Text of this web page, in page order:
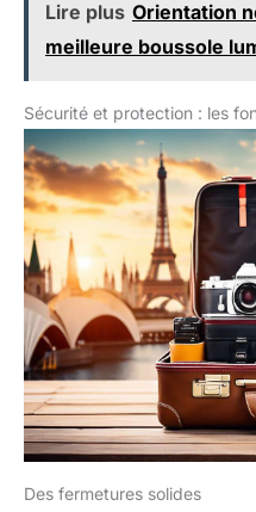
pour votre équipement et est
Lire plus Orientation
meilleure boussole
Sécurité et protection : les
Des fermetures solides